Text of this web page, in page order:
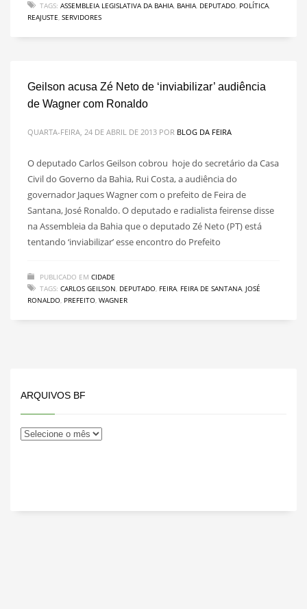
TAGS: ASSEMBLEIA LEGISLATIVA DA BAHIA, BAHIA, DEPUTADO, POLÍTICA,
REAJUSTE, SERVIDORES
Geilson acusa Zé Neto de ‘inviabilizar’ audiência
de Wagner com Ronaldo
QUARTA-FEIRA, 24 DE ABRIL DE 2013 POR BLOG DA FEIRA
O deputado Carlos Geilson cobrou hoje do secretário da Casa
Civil do Governo da Bahia, Rui Costa, a audiência do
governador Jaques Wagner com o prefeito de Feira de
Santana, José Ronaldo. O deputado e radialista feirense disse
na Assembleia da Bahia que o deputado Zé Neto (PT) está
tentando ‘inviabilizar’ esse encontro do Prefeito
PUBLICADO EM CIDADE
TAGS: CARLOS GEILSON, DEPUTADO, FEIRA, FEIRA DE SANTANA, JOSÉ
RONALDO, PREFEITO, WAGNER
ARQUIVOS BF